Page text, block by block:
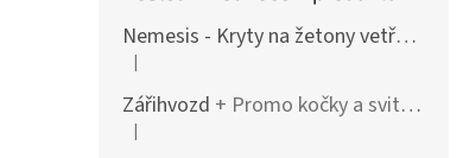
Nemesis - Kryty na žetony vetřelců (varianty i pro rozšíření / Lockdown)
Hodnocení produktu je 4 z 5 hvězdiček.
|
Zářihvozd + Promo kočky a svitolam
Hodnocení produktu je 5 z 5 hvězdiček.
|